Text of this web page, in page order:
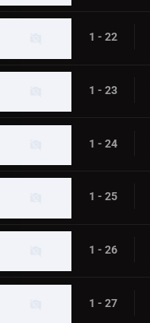
1 - 22
1 - 23
1 - 24
1 - 25
1 - 26
1 - 27